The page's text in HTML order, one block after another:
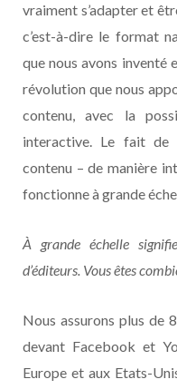
vraiment s’adapter et
c’est-à-dire le format
que nous avons inventé
révolution que nous
contenu, avec la
interactive. Le fait de
contenu – de manière
fonctionne à grande
À grande échelle
d’éditeurs. Vous êtes
Nous assurons plus de
devant Facebook et
Europe et aux Etats-